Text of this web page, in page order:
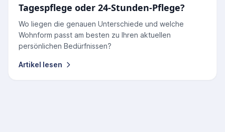
Tagespflege oder 24-Stunden-Pflege?
Wo liegen die genauen Unterschiede und welche
Wohnform passt am besten zu Ihren aktuellen
persönlichen Bedürfnissen?
Artikel lesen